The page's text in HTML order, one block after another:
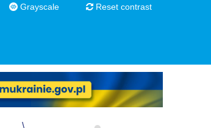
Grayscale Reset contrast